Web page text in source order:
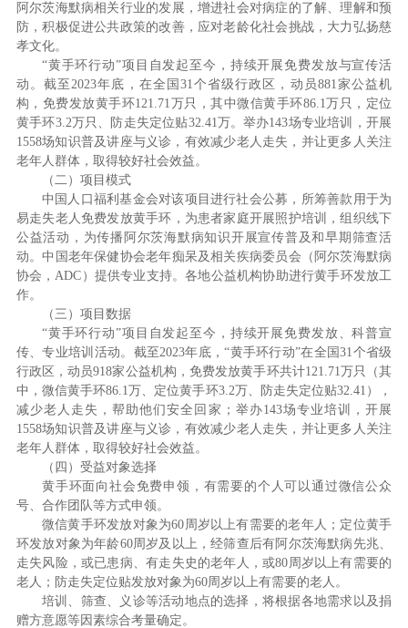
阿尔茨海默病相关行业的发展，增进社会对病症的了解、理解和预
防，积极促进公共政策的改善，应对老龄化社会挑战，大力弘扬慈
孝文化。
“黄手环行动”项目自发起至今，持续开展免费发放与宣传活
动。截至2023年底，在全国31个省级行政区，动员881家公益机
构，免费发放黄手环121.71万只，其中微信黄手环86.1万只，定位
黄手环3.2万只、防走失定位贴32.41万。举办143场专业培训，开展
1558场知识普及讲座与义诊，有效减少老人走失，并让更多人关注
老年人群体，取得较好社会效益。
（二）项目模式
中国人口福利基金会对该项目进行社会公募，所筹善款用于为
易走失老人免费发放黄手环，为患者家庭开展照护培训，组织线下
公益活动，为传播阿尔茨海默病知识开展宣传普及和早期筛查活
动。中国老年保健协会老年痴呆及相关疾病委员会（阿尔茨海默病
协会，ADC）提供专业支持。各地公益机构协助进行黄手环发放工
作。
（三）项目数据
“黄手环行动”项目自发起至今，持续开展免费发放、科普宣
传、专业培训活动。截至2023年底，“黄手环行动”在全国31个省级
行政区，动员918家公益机构，免费发放黄手环共计121.71万只（其
中，微信黄手环86.1万、定位黄手环3.2万、防走失定位贴32.41），
减少老人走失，帮助他们安全回家；举办143场专业培训，开展
1558场知识普及讲座与义诊，有效减少老人走失，并让更多人关注
老年人群体，取得较好社会效益。
（四）受益对象选择
黄手环面向社会免费申领，有需要的个人可以通过微信公众
号、合作团队等方式申领。
微信黄手环发放对象为60周岁以上有需要的老年人；定位黄手
环发放对象为年龄60周岁及以上，经筛查后有阿尔茨海默病先兆、
走失风险，或已患病、有走失史的老年人，或80周岁以上有需要的
老人；防走失定位贴发放对象为60周岁以上有需要的老人。
培训、筛查、义诊等活动地点的选择，将根据各地需求以及捐
赠方意愿等因素综合考量确定。